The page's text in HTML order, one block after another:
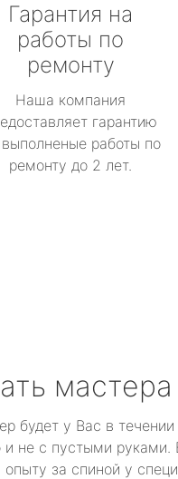
Гарантия на
работы по
ремонту
Наша компания
гарантию
работы по
ремонту до 2 лет.
мастера
будет у Вас в
и не с пустыми руками.
за спиной у